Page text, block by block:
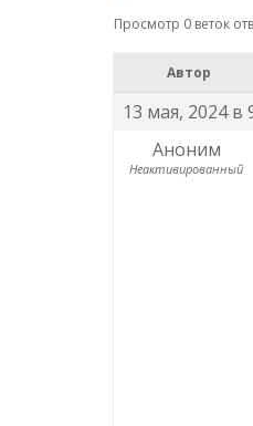
Просмотр 0 веток
Автор
13 мая, 2024 в
Аноним
Неактивированный